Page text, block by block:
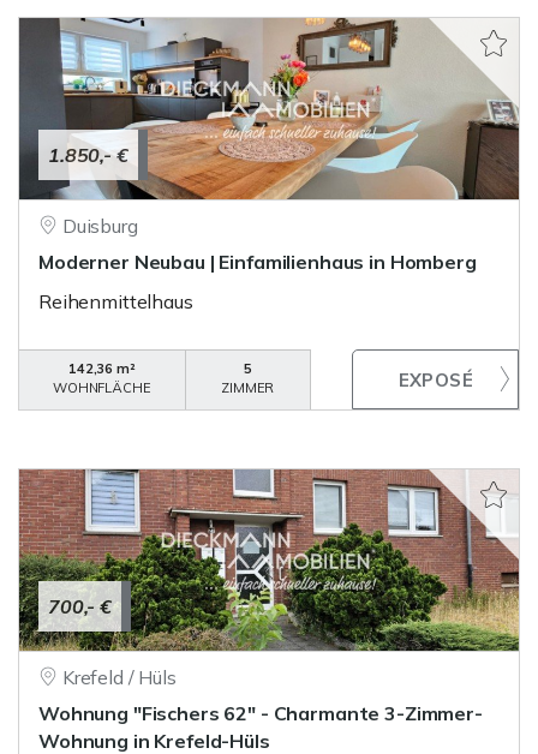
1.850,- €
Duisburg
Moderner Neubau | Einfamilienhaus in Homberg
Reihenmittelhaus
142,36 m²
WOHNFLÄCHE
5
ZIMMER
700,- €
Krefeld / Hüls
Wohnung "Fischers 62" - Charmante 3-Zimmer-
Wohnung in Krefeld-Hüls